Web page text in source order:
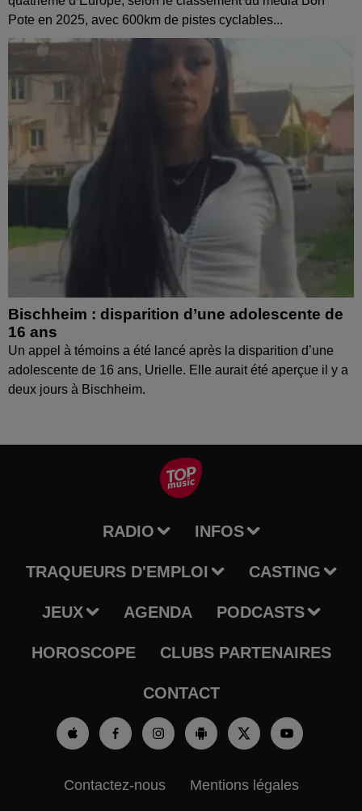
Pote en 2025, avec 600km de pistes cyclables...
Bischheim : disparition d’une adolescente de
16 ans
Un appel à témoins a été lancé après la disparition d’une
adolescente de 16 ans, Urielle. Elle aurait été aperçue il y a
deux jours à Bischheim.
RADIO INFOS
TRAQUEURS D'EMPLOI CASTING
JEUX AGENDA PODCASTS
HOROSCOPE CLUBS PARTENAIRES
CONTACT
Contactez-nous Mentions légales